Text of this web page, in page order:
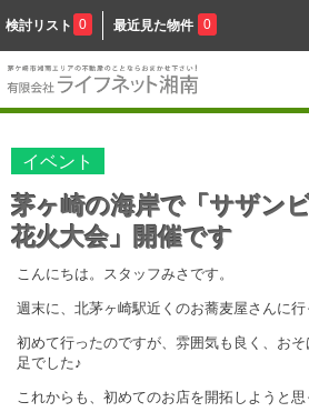
検討リスト 0 最近見た物件 0
イベント
茅ヶ崎の海岸で「サザン
花火大会」開催です
こんにちは。スタッフみさです。
週末に、北茅ヶ崎駅近くのお蕎麦屋さんに行
初めて行ったのですが、雰囲気も良く、お
足でした♪
これからも、初めてのお店を開拓しようと思